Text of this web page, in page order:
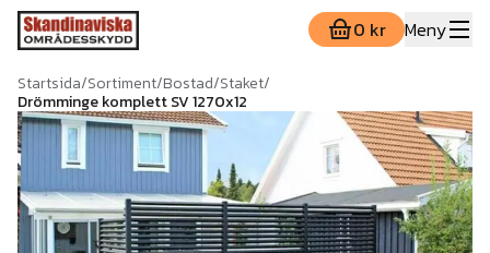
0 kr Meny
Startsida/Sortiment/Bostad/Staket/
Drömminge komplett SV 1270x12